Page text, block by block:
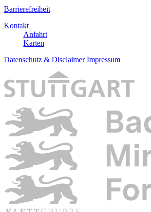
Barrierefreiheit
Kontakt
Anfahrt
Karten
Datenschutz & Disclaimer Impressum